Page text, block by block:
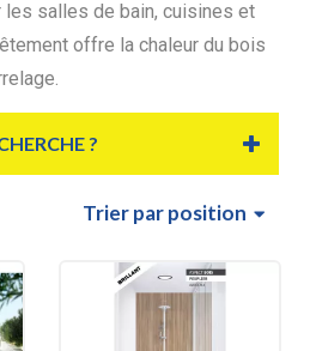
salles de bain, cuisines et
offre la chaleur du bois
?
Trierpar position